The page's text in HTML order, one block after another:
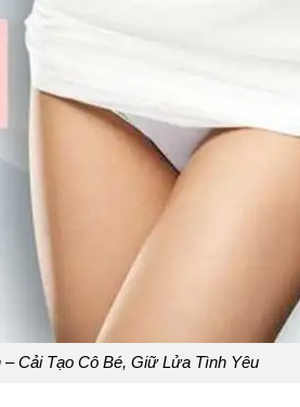
Cải Tạo Cô Bé, Giữ Lửa Tình Yêu